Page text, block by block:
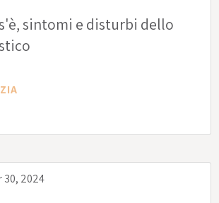
sintomi e disturbi dello
30, 2024